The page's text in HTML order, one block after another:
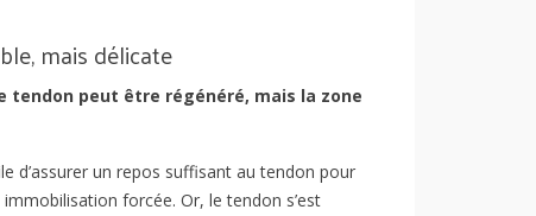
mais délicate
tendon peut être régénéré, mais la zone
d’assurer un repos suffisant au tendon pour
forcée. Or, le tendon s’est